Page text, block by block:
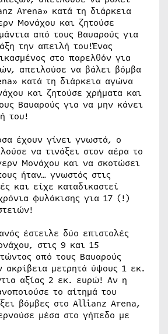
Arena» κατά τη διάρκεια
Μονάχου και ζητούσε
από τους Βαυαρούς για
την απειλή του!Ένας
στο παρελθόν για
απειλούσε να βάλει βόμβα
κατά τη διάρκεια αγώνα
και ζητούσε χρήματα και
Βαυαρούς για να μην κάνει
του!
έχουν γίνει γνωστά, ο
να τινάξει στον αέρα το
Μονάχου και να σκοτώσει
ήταν… γνωστός στις
και είχε καταδικαστεί
φυλάκισης για 17 (!)
έστειλε δύο επιστολές
στις 9 και 15
από τους Βαυαρούς
ακρίβεια μετρητά ύψους 1 εκ.
αξίας 2 εκ. ευρώ! Αν η
το αίτημά του
βόμβες στο Allianz Arena,
μέσα στο γήπεδο με